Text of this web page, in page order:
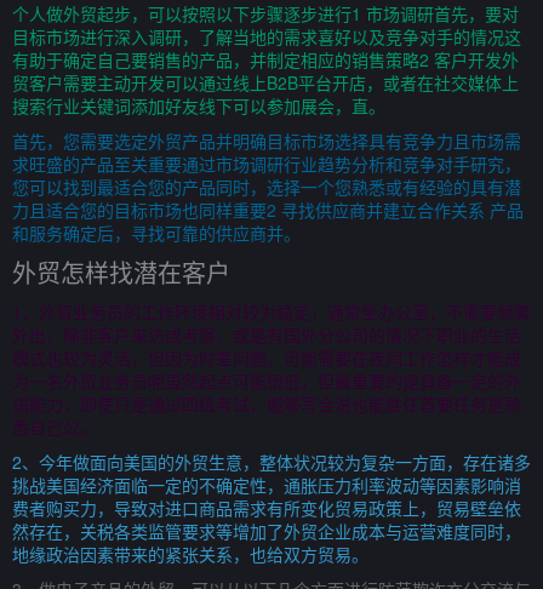
个人做外贸起步，可以按照以下步骤逐步进行1 市场调研首先，要对
目标市场进行深入调研，了解当地的需求喜好以及竞争对手的情况这
有助于确定自己要销售的产品，并制定相应的销售策略2 客户开发外
贸客户需要主动开发可以通过线上B2B平台开店，或者在社交媒体上
搜索行业关键词添加好友线下可以参加展会，直。
首先，您需要选定外贸产品并明确目标市场选择具有竞争力且市场需
求旺盛的产品至关重要通过市场调研行业趋势分析和竞争对手研究，
您可以找到最适合您的产品同时，选择一个您熟悉或有经验的具有潜
力且适合您的目标市场也同样重要2 寻找供应商并建立合作关系 产品
和服务确定后，寻找可靠的供应商并。
外贸怎样找潜在客户
1、外贸业务员的工作环境相对较为稳定，通常坐办公室，不需要频繁
外出，除非客户来访或考察，或是有国外分公司的情况下职业的生活
模式也较为灵活，但因为时差问题，可能需要在夜间工作怎样才能成
为一名外贸业务员呢虽然起点可能很低，但最重要的是具备一定的外
语能力，即使只是通过四级考试，能够写会说也能胜任首要任务是熟
悉自己公。
2、今年做面向美国的外贸生意，整体状况较为复杂一方面，存在诸多
挑战美国经济面临一定的不确定性，通胀压力利率波动等因素影响消
费者购买力，导致对进口商品需求有所变化贸易政策上，贸易壁垒依
然存在，关税各类监管要求等增加了外贸企业成本与运营难度同时，
地缘政治因素带来的紧张关系，也给双方贸易。